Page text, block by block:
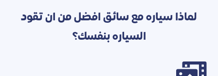
لماذا سياره مع سائق افضل من ان تقود
السياره بنفسك؟